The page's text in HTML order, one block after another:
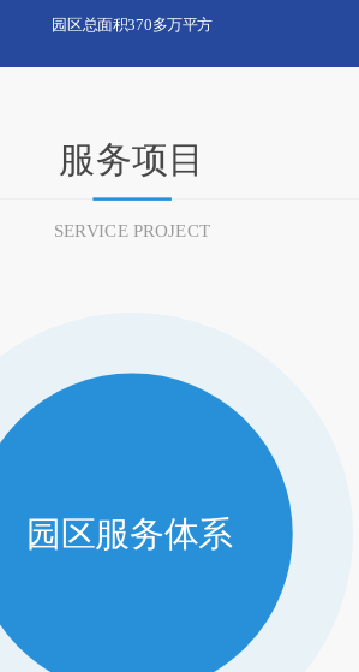
园区总面积370多万平方
SERVICE PROJECT
服务项目
园区服务体系